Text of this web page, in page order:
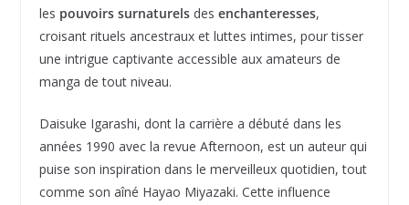
les pouvoirs surnaturelsdes enchanteresses,
croisant rituels ancestraux et luttes intimes, pour tisser
une intrigue captivante accessible aux amateurs de
manga de tout niveau.
Daisuke Igarashi, dont la carrière a débuté dans les
années 1990 avec la revue Afternoon, est un auteur qui
puise son inspiration dans le merveilleux quotidien, tout
comme son aîné Hayao Miyazaki. Cette influence